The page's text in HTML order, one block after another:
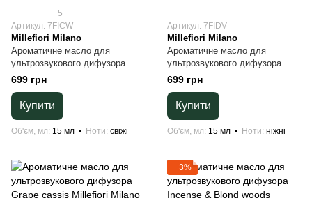
5
Артикул: 7FICW
Millefiori Milano
Ароматичне масло для
ультрозвукового дифузора
Cold water Millefiori Milano 15
699 грн
Купити
Об'єм, мл 15 мл Ноти свіжі
Артикул: 7FIDV
Millefiori Milano
Ароматичне масло для
ультрозвукового дифузора
Vanilla & Wood Millefiori Milano
699 грн
Купити
Об'єм, мл 15 мл Ноти ніжні
−3%